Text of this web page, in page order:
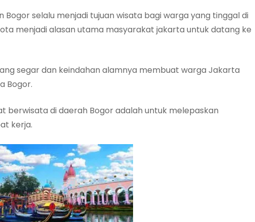
Bogor selalu menjadi tujuan wisata bagi warga yang tinggal di
menjadi alasan utama masyarakat jakarta untuk datang ke
segar dan keindahan alamnya membuat warga Jakarta
Bogor.
berwisata di daerah Bogor adalah untuk melepaskan
kerja.